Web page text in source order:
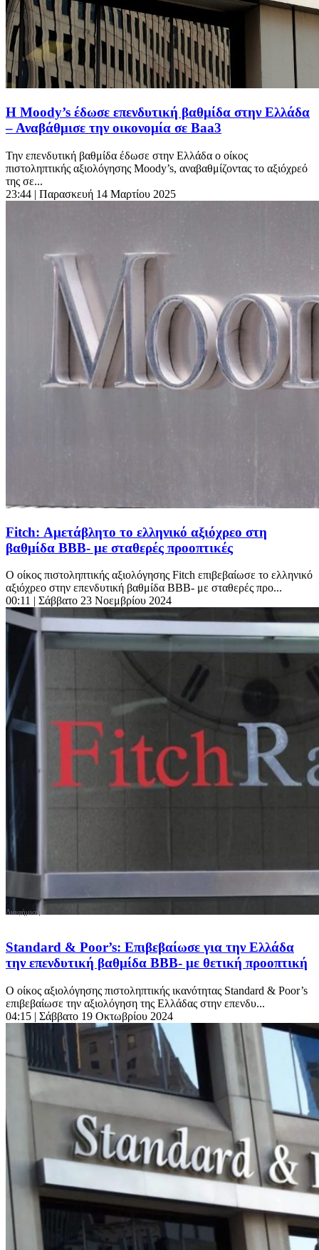
H Moody’s έδωσε επενδυτική βαθμίδα στην Ελλάδα
– Αναβάθμισε την οικονομία σε Baa3
Την επενδυτική βαθμίδα έδωσε στην Ελλάδα ο οίκος
πιστοληπτικής αξιολόγησης Moody’s, αναβαθμίζοντας το αξιόχρεό
της σε...
23:44 | Παρασκευή 14 Μαρτίου 2025
Fitch: Αμετάβλητο το ελληνικό αξιόχρεο στη
βαθμίδα ΒΒΒ- με σταθερές προοπτικές
Ο οίκος πιστοληπτικής αξιολόγησης Fitch επιβεβαίωσε το ελληνικό
αξιόχρεο στην επενδυτική βαθμίδα ΒΒΒ- με σταθερές προ...
00:11 | Σάββατο 23 Νοεμβρίου 2024
Standard & Poor’s: Επιβεβαίωσε για την Ελλάδα
την επενδυτική βαθμίδα BBB- με θετική προοπτική
O οίκος αξιολόγησης πιστοληπτικής ικανότητας Standard & Poor’s
επιβεβαίωσε την αξιολόγηση της Ελλάδας στην επενδυ...
04:15 | Σάββατο 19 Οκτωβρίου 2024